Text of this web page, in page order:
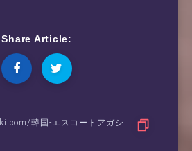
Share Article: